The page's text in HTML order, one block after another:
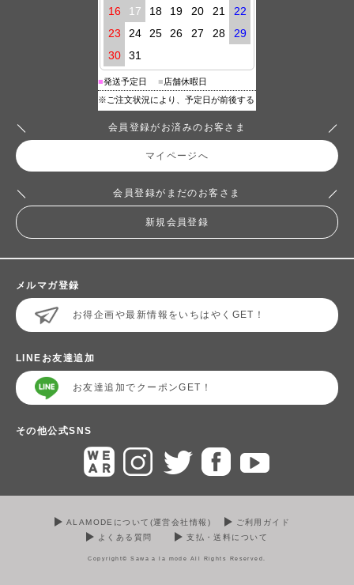
会員登録がお済みのお客さま
マイページへ
会員登録がまだのお客さま
新規会員登録
メルマガ登録
お得企画や最新情報をいちはやくGET！
LINEお友達追加
お友達追加でクーポンGET！
その他公式SNS
ALAMODEについて(運営会社情報)
ご利用ガイド
よくある質問
支払・送料について
Copyright© Sawa a la mode All Rights Reserved.